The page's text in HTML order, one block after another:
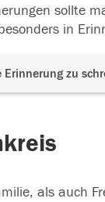
sollte
in
zu
als auch